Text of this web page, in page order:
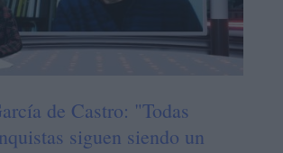
de Castro: "Todas
siguen siendo un